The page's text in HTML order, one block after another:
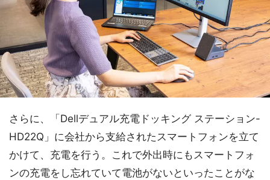
さらに、「Dellデュアル充電ドッキング ステーション-
HD22Q」に会社から支給されたスマートフォンを立て
かけて、充電を行う。これで外出時にもスマートフォ
ンの充電をし忘れていて電池がないといったことがな